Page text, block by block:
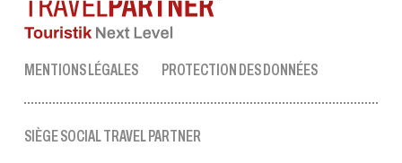
MENTIONS LÉGALES PROTECTION DES DONNÉES
SIÈGE SOCIAL TRAVEL PARTNER